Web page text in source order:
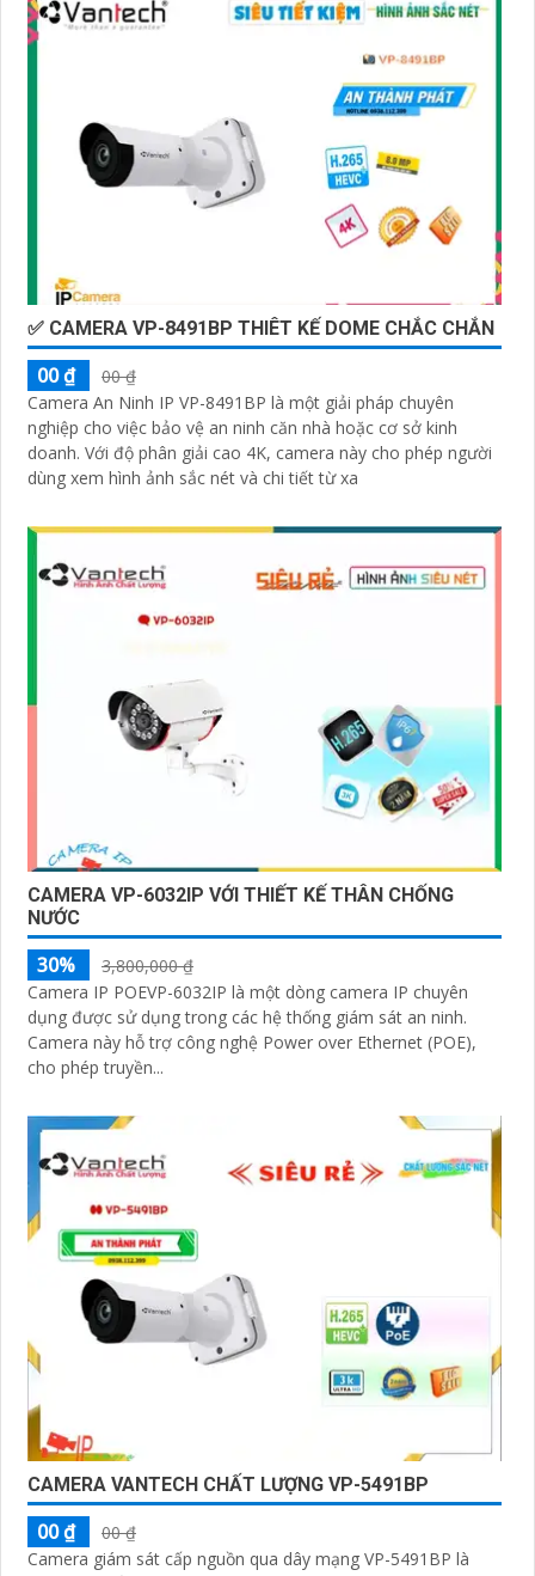
✅ CAMERA VP-8491BP THIÊT KẾ DOME CHẮC CHẮN
00 ₫
00 ₫
Camera An Ninh IP VP-8491BP là một giải pháp chuyên
nghiệp cho việc bảo vệ an ninh căn nhà hoặc cơ sở kinh
doanh. Với độ phân giải cao 4K, camera này cho phép người
dùng xem hình ảnh sắc nét và chi tiết từ xa
CAMERA VP-6032IP VỚI THIẾT KẾ THÂN CHỐNG
NƯỚC
30%
3,800,000 ₫
Camera IP POEVP-6032IP là một dòng camera IP chuyên
dụng được sử dụng trong các hệ thống giám sát an ninh.
Camera này hỗ trợ công nghệ Power over Ethernet (POE),
cho phép truyền...
CAMERA VANTECH CHẤT LƯỢNG VP-5491BP
00 ₫
00 ₫
Camera giám sát cấp nguồn qua dây mạng VP-5491BP là